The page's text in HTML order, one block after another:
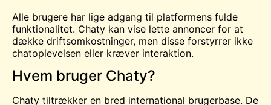
Alle brugere har lige adgang til platformens fulde
funktionalitet. Chaty kan vise lette annoncer for at
dække driftsomkostninger, men disse forstyrrer ikke
chatoplevelsen eller kræver interaktion.
Hvem bruger Chaty?
Chaty tiltrækker en bred international brugerbase. De